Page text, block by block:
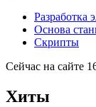
Разработка
Основа
Скрипты
Сейчас на сайте
Хиты